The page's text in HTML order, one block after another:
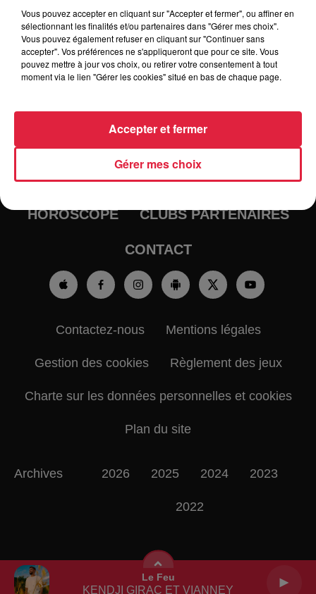
Le Feu
KENDJI GIRAC ET VIANNEY
RADIO INFOS
JEUX AGENDA PODCASTS
HOROSCOPE CLUBS PARTENAIRES
CONTACT
Contactez-nous Mentions légales
Gestion des cookies Règlement des jeux
Charte sur les données personnelles et cookies
Plan du site
Archives 2026 2025 2024 2023
2022
Vous pouvez accepter en cliquant sur "Accepter et fermer", ou affiner en
sélectionnant les finalités et/ou partenaires dans "Gérer mes choix".
Vous pouvez également refuser en cliquant sur "Continuer sans
accepter". Vos préférences ne s'appliqueront que pour ce site. Vous
pouvez mettre à jour vos choix, ou retirer votre consentement à tout
moment via le lien "Gérer les cookies" situé en bas de chaque page.
Gérer mes choix
Accepter et fermer